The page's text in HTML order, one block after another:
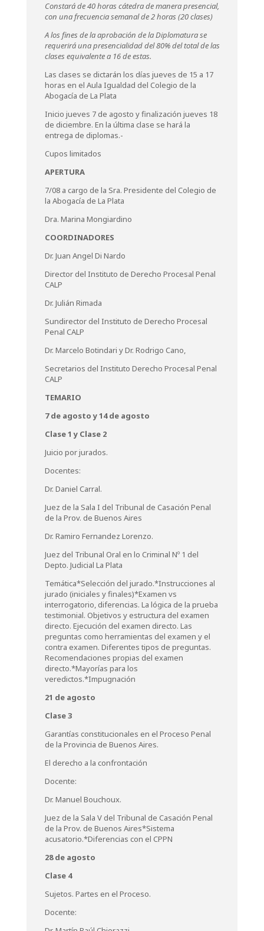
Constará de 40 horas cátedra de manera presencial,
con una frecuencia semanal de 2 horas (20 clases)
A los fines de la aprobación de la Diplomatura se
requerirá una presencialidad del 80% del total de las
clases equivalente a 16 de estas.
Las clases se dictarán los días jueves de 15 a 17
horas en el Aula Igualdad del Colegio de la
Abogacía de La Plata
Inicio jueves 7 de agosto y finalización jueves 18
de diciembre. En la última clase se hará la
entrega de diplomas.-
Cupos limitados
APERTURA
7/08 a cargo de la Sra. Presidente del Colegio de
la Abogacía de La Plata
Dra. Marina Mongiardino
COORDINADORES
Dr. Juan Angel Di Nardo
Director del Instituto de Derecho Procesal Penal
CALP
Dr. Julián Rimada
Sundirector del Instituto de Derecho Procesal
Penal CALP
Dr. Marcelo Botindari y Dr. Rodrigo Cano,
Secretarios del Instituto Derecho Procesal Penal
CALP
TEMARIO
7 de agosto y 14 de agosto
Clase 1 y Clase 2
Juicio por jurados.
Docentes:
Dr. Daniel Carral.
Juez de la Sala I del Tribunal de Casación Penal
de la Prov. de Buenos Aires
Dr. Ramiro Fernandez Lorenzo.
Juez del Tribunal Oral en lo Criminal Nº 1 del
Depto. Judicial La Plata
Temática*Selección del jurado.*Instrucciones al
jurado (iniciales y finales)*Examen vs
interrogatorio, diferencias. La lógica de la prueba
testimonial. Objetivos y estructura del examen
directo. Ejecución del examen directo. Las
preguntas como herramientas del examen y el
contra examen. Diferentes tipos de preguntas.
Recomendaciones propias del examen
directo.*Mayorías para los
veredictos.*Impugnación
21 de agosto
Clase 3
Garantías constitucionales en el Proceso Penal
de la Provincia de Buenos Aires.
El derecho a la confrontación
Docente:
Dr. Manuel Bouchoux.
Juez de la Sala V del Tribunal de Casación Penal
de la Prov. de Buenos Aires*Sistema
acusatorio.*Diferencias con el CPPN
28 de agosto
Clase 4
Sujetos. Partes en el Proceso.
Docente: